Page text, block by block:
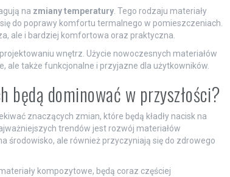
na zmiany temperatury. Tego rodzaju materiały
do poprawy komfortu termalnego w pomieszczeniach.
ale i bardziej komfortowa oraz praktyczna.
wnętrz. Użycie nowoczesnych materiałów
ale także funkcjonalne i przyjazne dla użytkowników.
będą dominować w przyszłości?
znaczących zmian, które będą kładły nacisk na
trendów jest rozwój materiałów
środowisko, ale również przyczyniają się do zdrowego
kompozytowe, będą coraz częściej